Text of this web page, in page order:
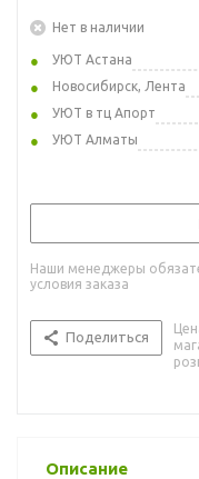
Нет в наличии
УЮТ Астана
Новосибирск, Лента
УЮТ в тц Апорт
УЮТ Алматы
Наши менеджеры
условия заказа
Поделиться
Описание